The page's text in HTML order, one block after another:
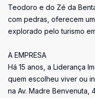
Teodoro e do Zé da
com pedras, oferecem
explorado pelo turismo
A EMPRESA
Há 15 anos, a Liderança
quem escolheu viver ou
na Av. Madre Benvenuta,